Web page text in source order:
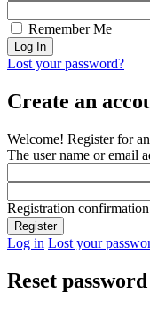
Remember Me
Lost your password?
Create an
Welcome! Register for
The user name or email
Registration
Log in Lost your
Reset password